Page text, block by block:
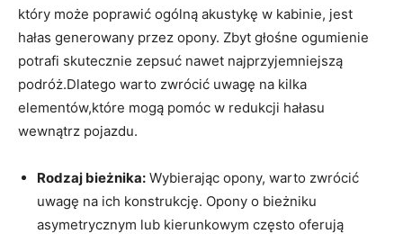
który ⁤może poprawić ogólną⁢ akustykę w ⁤kabinie, jest
hałas‍ generowany przez opony. Zbyt głośne ogumienie
potrafi skutecznie zepsuć nawet najprzyjemniejszą
podróż.Dlatego warto zwrócić uwagę na kilka
elementów,które mogą pomóc w⁤ redukcji hałasu
wewnątrz pojazdu.
Rodzaj bieżnika: Wybierając opony, warto zwrócić
uwagę na ich konstrukcję.⁣ Opony o ⁣bieżniku
asymetrycznym lub kierunkowym często oferują